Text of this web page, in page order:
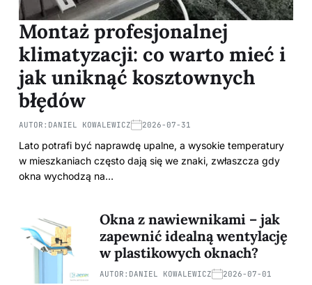
Montaż profesjonalnej
klimatyzacji: co warto mieć i
jak uniknąć kosztownych
błędów
AUTOR: DANIEL KOWALEWICZ 2026-07-31
Lato potrafi być naprawdę upalne, a wysokie temperatury
w mieszkaniach często dają się we znaki, zwłaszcza gdy
okna wychodzą na…
Okna z nawiewnikami – jak
zapewnić idealną wentylację
w plastikowych oknach?
AUTOR: DANIEL KOWALEWICZ 2026-07-01